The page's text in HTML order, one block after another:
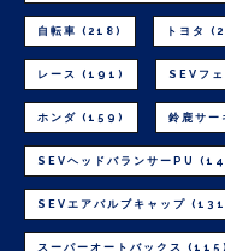
自転車 (218) トヨタ
レース (191) SEVフェ
ホンダ (159) 鈴鹿サー
SEVヘッドバランサーPU
SEVエアバルブキャップ
スーパーオートバックス (115)